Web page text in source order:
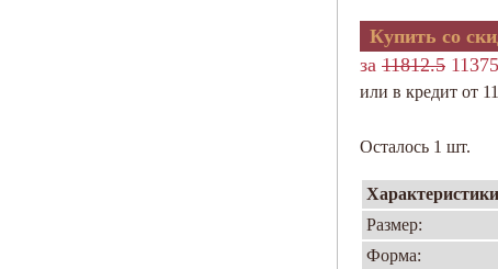
Купить со
за 11812.5
или в кредит от
Осталось 1 шт.
Характеристики
Размер:
Форма: